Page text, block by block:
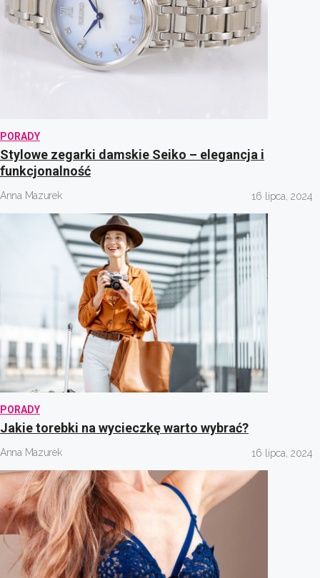
PORADY
Stylowe zegarki damskie Seiko – elegancja i
funkcjonalność
Anna Mazurek 16 lipca, 2024
PORADY
Jakie torebki na wycieczkę warto wybrać?
Anna Mazurek 16 lipca, 2024